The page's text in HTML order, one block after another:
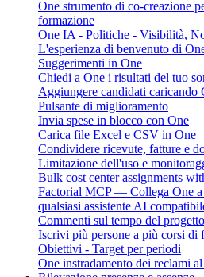
One strumento di co-creazione
formazione
One IA - Politiche - Visibilità,
L'esperienza di benvenuto di
Suggerimenti in One
Chiedi a One i risultati del tuo
Aggiungere candidati caricando
Pulsante di miglioramento
Invia spese in blocco con One
Carica file Excel e CSV in One
Condividere ricevute, fatture e
Limitazione dell'uso e
Bulk cost center assignments
Factorial MCP — Collega One a
qualsiasi assistente AI
Commenti sul tempo del
Iscrivi più persone a più corsi di
Obiettivi - Target per periodi
One instradamento dei reclami